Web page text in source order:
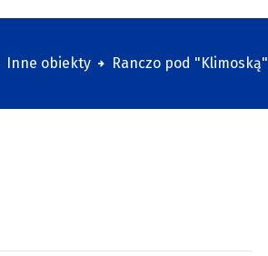
Inne obiekty Ranczo pod "Klimoską"